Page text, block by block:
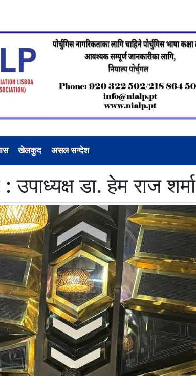
खेलकुद असल सन्देश
डा. हेम राज शर्मा